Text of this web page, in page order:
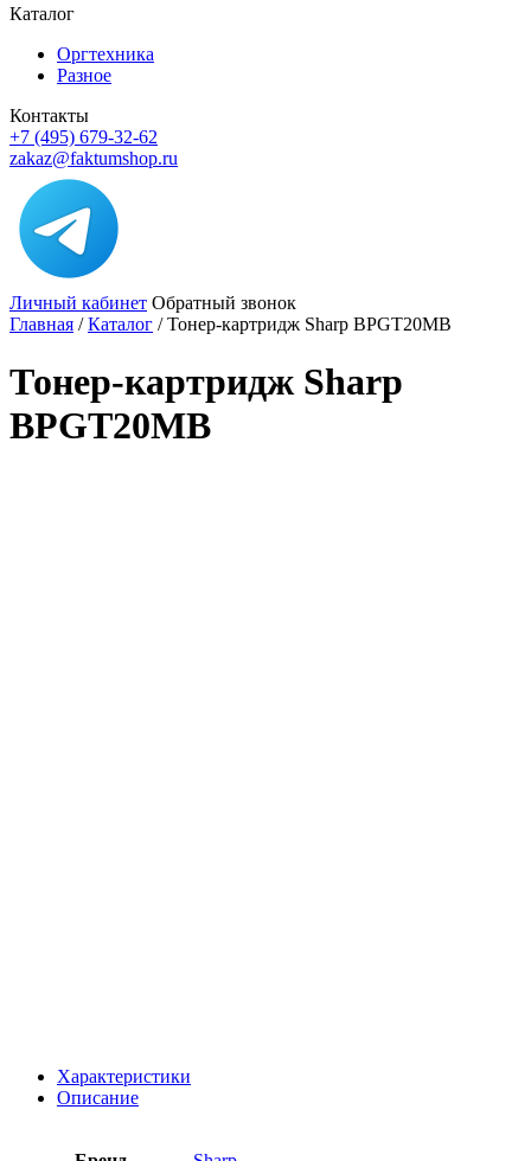
Каталог
Оргтехника
Разное
Контакты
+7 (495) 679-32-62
zakaz@faktumshop.ru
Личный кабинет Обратный звонок
Главная /Каталог /Тонер-картридж Sharp BPGT20MB
Тонер-картридж Sharp
BPGT20MB
Характеристики
Описание